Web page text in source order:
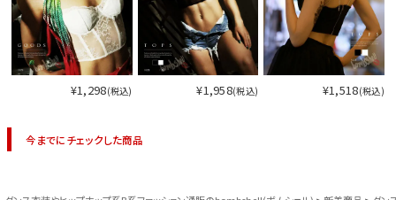
¥1,298(税込) ¥1,958(税込) ¥1,518(税込)
今までにチェックした商品